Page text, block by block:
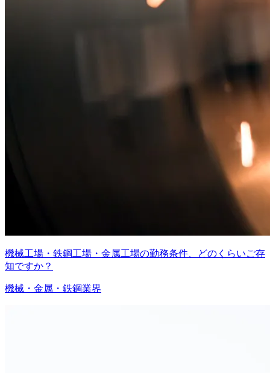
機械工場・鉄鋼工場・金属工場の勤務条件、どのくらいご存
知ですか？
機械・金属・鉄鋼業界